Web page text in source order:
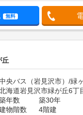
無料
丘
央バス（岩見沢市）/緑
海道岩見沢市緑が丘6丁
年数
築30年
物階数
4階建